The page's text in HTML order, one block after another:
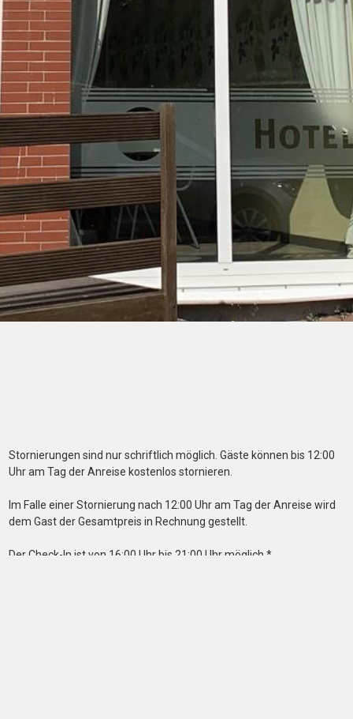
Stornierungen sind nur schriftlich möglich. Gäste können bis 12:00
Uhr am Tag der Anreise kostenlos stornieren.
Im Falle einer Stornierung nach 12:00 Uhr am Tag der Anreise wird
dem Gast der Gesamtpreis in Rechnung gestellt.
Der Check-In ist von 16:00 Uhr bis 21:00 Uhr möglich.*